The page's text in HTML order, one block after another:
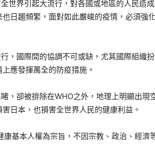
世界引起大流行，對各國或地區的人民造
日趨頻繁，面對如此嚴峻的疫情，必須強
，國際間的協調不可或缺，尤其國際組織
應發揮萬全的防疫措施。
，卻被排除在WHO之外，地理上明顯出現
日本，也損害全世界人民的健康利益。
基本人權為宗旨，不因宗教、政治、經濟